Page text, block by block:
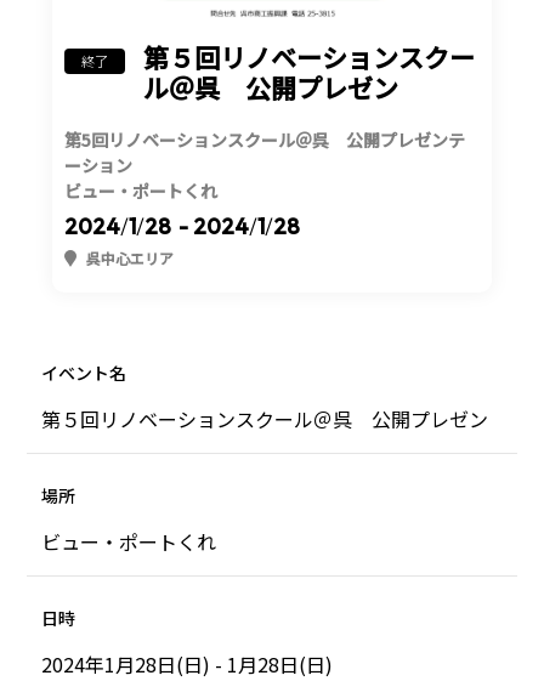
終了
第５回リノベーションスクー
ル＠呉 公開プレゼン
第5回リノベーションスクール＠呉 公開プレゼンテ
ーション
ビュー・ポートくれ
2024/1/28 - 2024/1/28
呉中心エリア
イベント名
第５回リノベーションスクール＠呉 公開プレゼン
場所
ビュー・ポートくれ
日時
2024年1月28日(日) - 1月28日(日)